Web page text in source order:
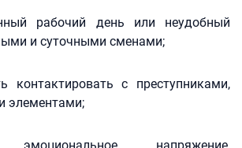
рабочий день или неудобный
и суточными сменами;
контактировать с преступниками,
элементами;